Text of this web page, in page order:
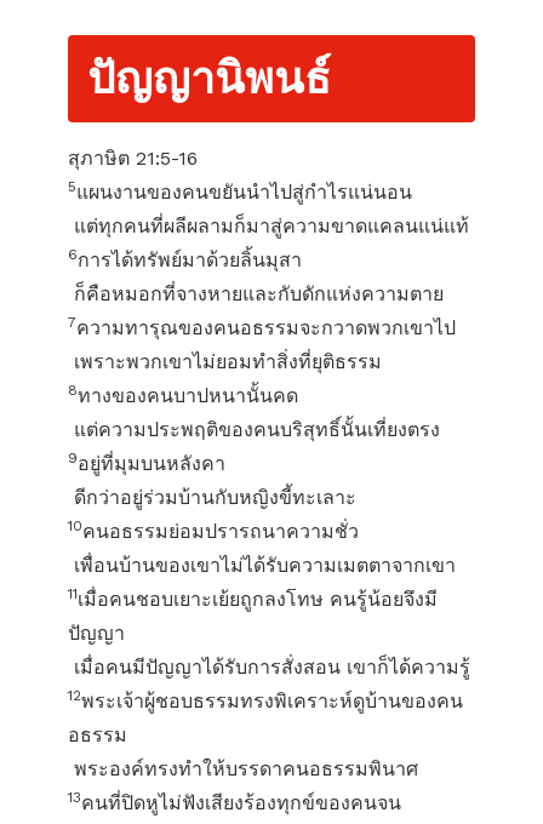
ปัญญานิพนธ์
สุภาษิต 21:5-16
5แผนงานของคนขยันนำไปสู่กำไรแน่นอน
แต่ทุกคนที่ผลีผลามก็มาสู่ความขาดแคลนแน่แท้
6การได้ทรัพย์มาด้วยลิ้นมุสา
ก็คือหมอกที่จางหายและกับดักแห่งความตาย
7ความทารุณของคนอธรรมจะกวาดพวกเขาไป
เพราะพวกเขาไม่ยอมทำสิ่งที่ยุติธรรม
8ทางของคนบาปหนานั้นคด
แต่ความประพฤติของคนบริสุทธิ์นั้นเที่ยงตรง
9อยู่ที่มุมบนหลังคา
ดีกว่าอยู่ร่วมบ้านกับหญิงขี้ทะเลาะ
10คนอธรรมย่อมปรารถนาความชั่ว
เพื่อนบ้านของเขาไม่ได้รับความเมตตาจากเขา
11เมื่อคนชอบเยาะเย้ยถูกลงโทษ คนรู้น้อยจึงมี
ปัญญา
เมื่อคนมีปัญญาได้รับการสั่งสอน เขาก็ได้ความรู้
12พระเจ้าผู้ชอบธรรมทรงพิเคราะห์ดูบ้านของคน
อธรรม
พระองค์ทรงทำให้บรรดาคนอธรรมพินาศ
13คนที่ปิดหูไม่ฟังเสียงร้องทุกข์ของคนจน